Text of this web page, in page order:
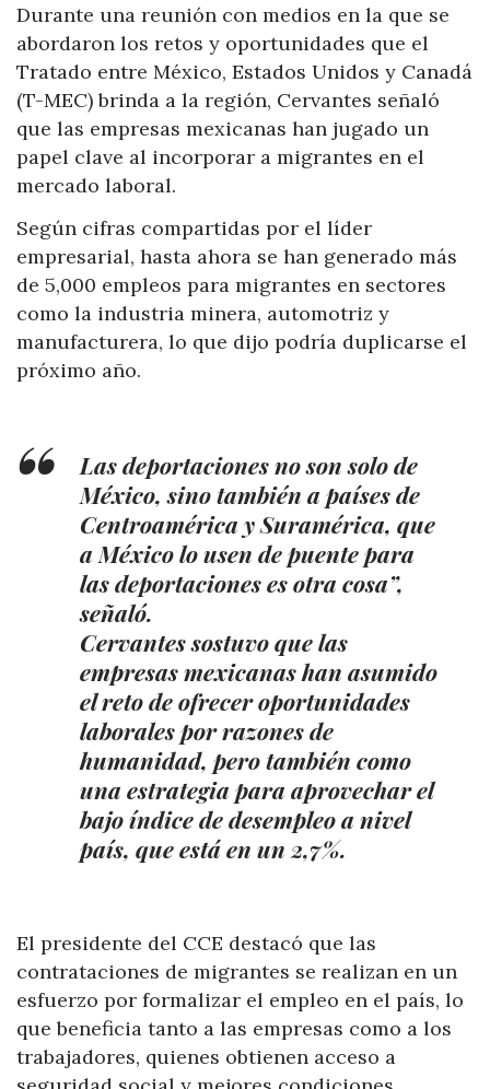
Durante una reunión con medios en la que se
abordaron los retos y oportunidades que el
Tratado entre México, Estados Unidos y Canadá
(T-MEC) brinda a la región, Cervantes señaló
que las empresas mexicanas han jugado un
papel clave al incorporar a migrantes en el
mercado laboral.
Según cifras compartidas por el líder
empresarial, hasta ahora se han generado más
de 5,000 empleos para migrantes en sectores
como la industria minera, automotriz y
manufacturera, lo que dijo podría duplicarse el
próximo año.
Las deportaciones no son solo de
México, sino también a países de
Centroamérica y Suramérica, que
a México lo usen de puente para
las deportaciones es otra cosa”,
señaló.
Cervantes sostuvo que las
empresas mexicanas han asumido
el reto de ofrecer oportunidades
laborales por razones de
humanidad, pero también como
una estrategia para aprovechar el
bajo índice de desempleo a nivel
país, que está en un 2,7%.
El presidente del CCE destacó que las
contrataciones de migrantes se realizan en un
esfuerzo por formalizar el empleo en el país, lo
que beneficia tanto a las empresas como a los
trabajadores, quienes obtienen acceso a